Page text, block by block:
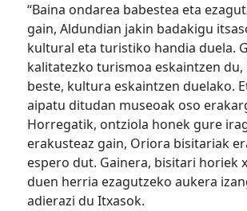
“Baina ondarea babestea eta
gain, Aldundian jakin badakigu
kultural eta turistiko handia duela.
kalitatezko turismoa eskaintzen du,
beste, kultura eskaintzen duelako.
aipatu ditudan museoak oso
Horregatik, ontziola honek gure
erakusteaz gain, Oriora bisitariak
espero dut. Gainera, bisitari horiek
duen herria ezagutzeko aukera
adierazi du Itxasok.